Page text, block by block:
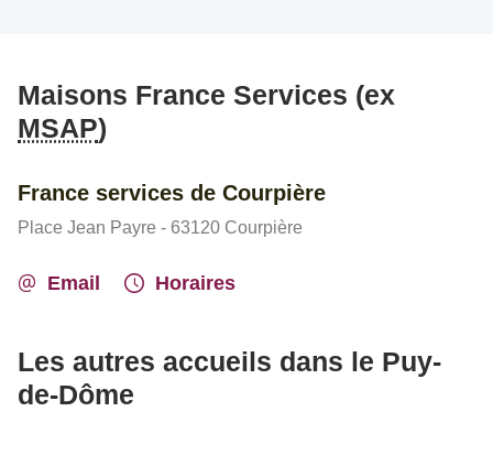
Maisons France Services (ex
MSAP)
France services de Courpière
Place Jean Payre - 63120 Courpière
Email Horaires
Les autres accueils dans le Puy-
de-Dôme